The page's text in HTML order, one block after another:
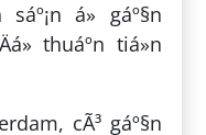
á» gáº§n
thuáº­n tiá»n
cÃ³ gáº§n